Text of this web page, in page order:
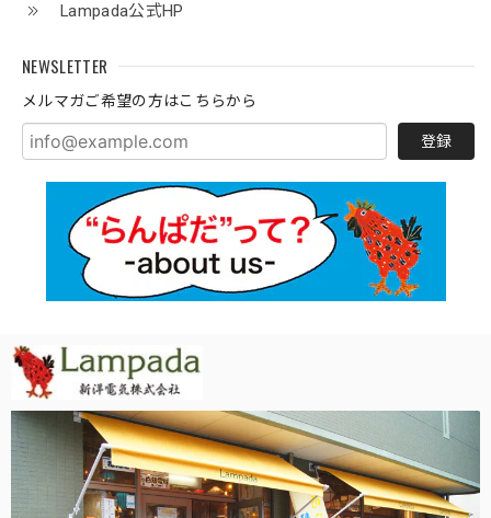
Lampada公式HP
NEWSLETTER
メルマガご希望の方はこちらから
登録